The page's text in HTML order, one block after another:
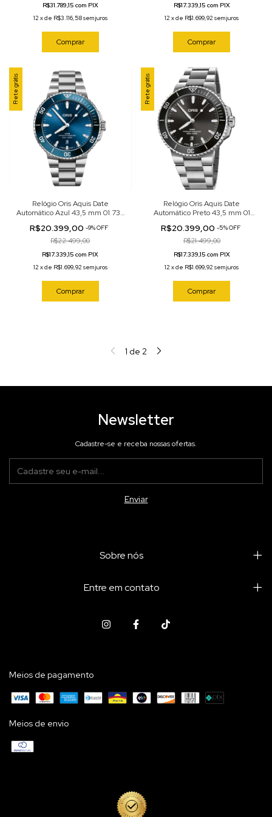
R$31.789,15 com PIX
12 xde R$3.116,58sem juros
Comprar
R$17.339,15 com PIX
12 xde R$1.699,92 sem juros
Comprar
Frete grátis
Relógio Oris Aquis Date
Automático Azul 43,5 mm 01 733
R$20.399,00-9%OFF
R$22.499,00
R$17.339,15 com PIX
12 xde R$1.699,92 sem juros
Comprar
Frete grátis
Relógio Oris Aquis Date
Automático Preto 43,5 mm 01
R$20.399,00 -5%OFF
R$21.499,00
R$17.339,15 com PIX
12 xde R$1.699,92 sem juros
Comprar
1 de 2
Newsletter
Cadastre-se e receba nossas ofertas.
Sobre nós
Entre em contato
Meios de pagamento
Meios de envio